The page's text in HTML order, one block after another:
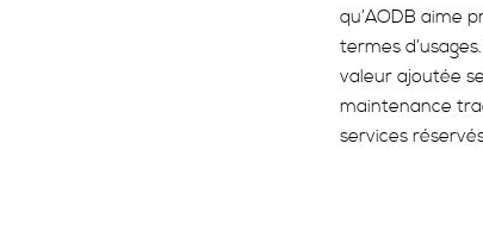
qu’AODB aime
termes
valeur ajoutée
maintenance
services